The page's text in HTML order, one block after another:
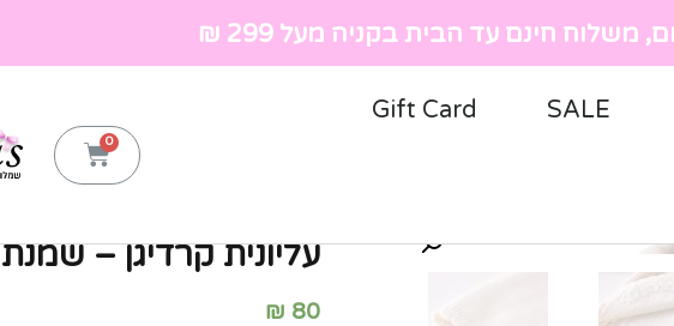
משלוח חינם עד הבית בקניה מעל 299 ₪
SALE
Gift Card
עליונית קרדיגן – שמנת
80
₪